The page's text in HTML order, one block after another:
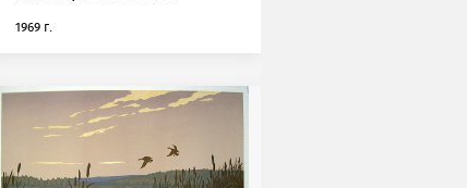
1969 г.